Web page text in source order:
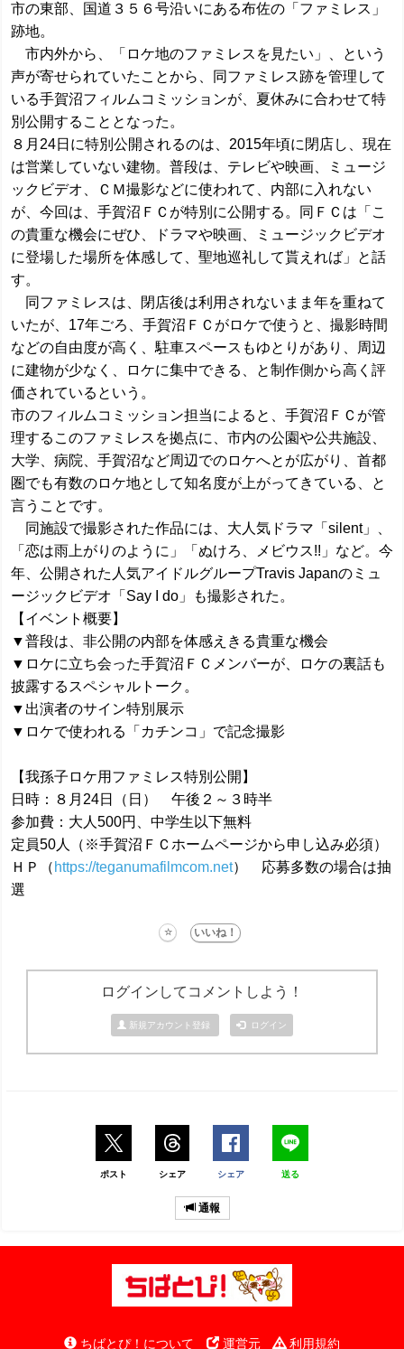
市の東部、国道３５６号沿いにある布佐の「ファミレス」
跡地。
市内外から、「ロケ地のファミレスを見たい」、という
声が寄せられていたことから、同ファミレス跡を管理して
いる手賀沼フィルムコミッションが、夏休みに合わせて特
別公開することとなった。
８月24日に特別公開されるのは、2015年頃に閉店し、現在
は営業していない建物。普段は、テレビや映画、ミュージ
ックビデオ、ＣＭ撮影などに使われて、内部に入れない
が、今回は、手賀沼ＦＣが特別に公開する。同ＦＣは「こ
の貴重な機会にぜひ、ドラマや映画、ミュージックビデオ
に登場した場所を体感して、聖地巡礼して貰えれば」と話
す。
同ファミレスは、閉店後は利用されないまま年を重ねて
いたが、17年ごろ、手賀沼ＦＣがロケで使うと、撮影時間
などの自由度が高く、駐車スペースもゆとりがあり、周辺
に建物が少なく、ロケに集中できる、と制作側から高く評
価されているという。
市のフィルムコミッション担当によると、手賀沼ＦＣが管
理するこのファミレスを拠点に、市内の公園や公共施設、
大学、病院、手賀沼など周辺でのロケへとが広がり、首都
圏でも有数のロケ地として知名度が上がってきている、と
言うことです。
同施設で撮影された作品には、大人気ドラマ「silent」、
「恋は雨上がりのように」「ぬけろ、メビウス!!」など。今
年、公開された人気アイドルグループTravis Japanのミュ
ージックビデオ「Say I do」も撮影された。
【イベント概要】
▼普段は、非公開の内部を体感えきる貴重な機会
▼ロケに立ち会った手賀沼ＦＣメンバーが、ロケの裏話も
披露するスペシャルトーク。
▼出演者のサイン特別展示
▼ロケで使われる「カチンコ」で記念撮影
【我孫子ロケ用ファミレス特別公開】
日時：８月24日（日） 午後２～３時半
参加費：大人500円、中学生以下無料
定員50人（※手賀沼ＦＣホームページから申し込み必須）
ＨＰ（ https://teganumafilmcom.net） 応募多数の場合は抽
選
ログインしてコメントしよう！
新規アカウント登録 ログイン
ポスト シェア シェア 送る
通報
ちばとぴ！について 運営元 利用規約